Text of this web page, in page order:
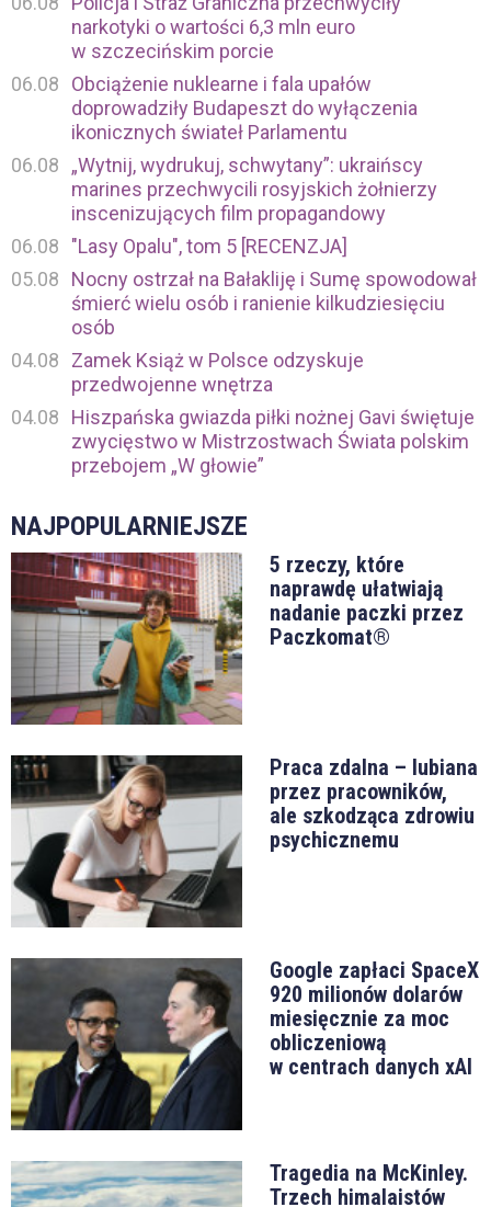
narkotyki o wartości 6,3 mln euro
w szczecińskim porcie
06.08
Obciążenie nuklearne i fala upałów
doprowadziły Budapeszt do wyłączenia
ikonicznych świateł Parlamentu
06.08
„Wytnij, wydrukuj, schwytany”: ukraińscy
marines przechwycili rosyjskich żołnierzy
inscenizujących film propagandowy
06.08
"Lasy Opalu", tom 5 [RECENZJA]
05.08
Nocny ostrzał na Bałakliję i Sumę spowodował
śmierć wielu osób i ranienie kilkudziesięciu
osób
04.08
Zamek Książ w Polsce odzyskuje
przedwojenne wnętrza
04.08
Hiszpańska gwiazda piłki nożnej Gavi świętuje
zwycięstwo w Mistrzostwach Świata polskim
przebojem „W głowie”
NAJPOPULARNIEJSZE
5 rzeczy, które
naprawdę ułatwiają
nadanie paczki przez
Paczkomat®
Praca zdalna – lubiana
przez pracowników,
ale szkodząca zdrowiu
psychicznemu
Google zapłaci SpaceX
920 milionów dolarów
miesięcznie za moc
obliczeniową
w centrach danych xAI
Tragedia na McKinley.
Trzech himalaistów